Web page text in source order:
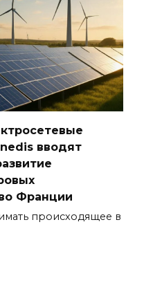
вводят
Франции
происходящее в